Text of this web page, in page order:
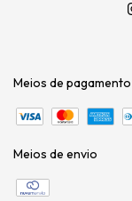
Meios de pagamento
Meios de envio